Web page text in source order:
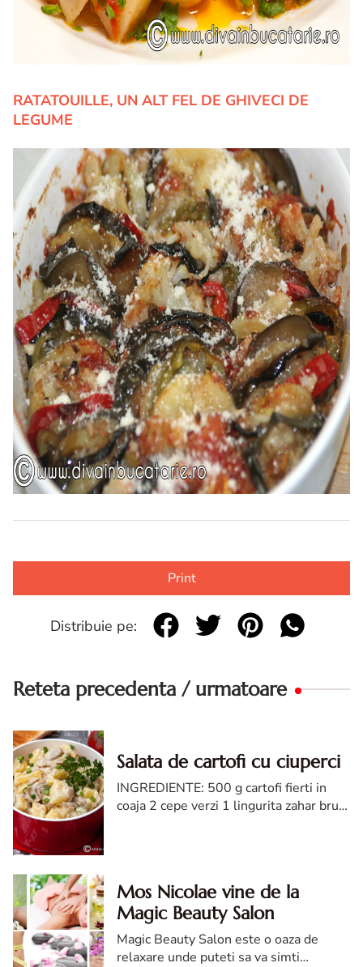
RATATOUILLE, UN ALT FEL DE GHIVECI DE
LEGUME
Print
Distribuie pe:
Reteta precedenta / urmatoare
Salata de cartofi cu ciuperci
INGREDIENTE: 500 g cartofi fierti in
coaja 2 cepe verzi 1 lingurita zahar brun
Mos Nicolae vine de la
Magic Beauty Salon
Magic Beauty Salon este o oaza de
relaxare unde puteti sa va simti